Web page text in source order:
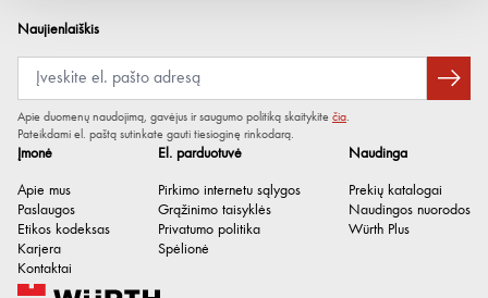
Įmonė
Apie mus
Paslaugos
Etikos kodeksas
Karjera
Kontaktai
El. parduotuvė
Pirkimo internetu sąlygos
Grąžinimo taisyklės
Privatumo politika
Spėlionė
Naudinga
Prekių katalogai
Naudingos nuorodos
Würth Plus
Naujienlaiškis
Apie duomenų naudojimą, gavėjus ir saugumo politiką skaitykite čia.
Pateikdami el. paštą sutinkate gauti tiesioginę rinkodarą.